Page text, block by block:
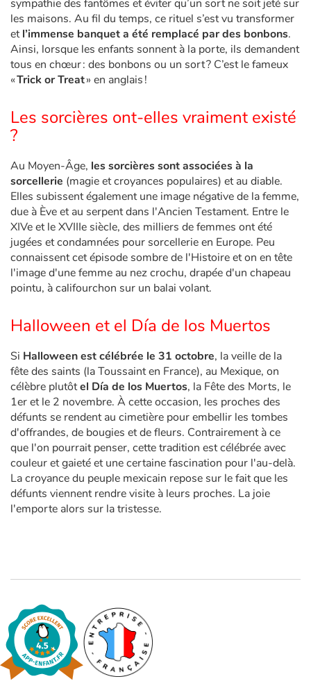
Apprendre les langues
Dyslexie, troubles de la lecture
Les plus lus
Coups de coeur
sympathie des fantômes et éviter qu’un sort ne soit jeté sur
les maisons. Au fil du temps, ce rituel s’est vu transformer
etl’immense banquet a été remplacé par des bonbons.
Ainsi, lorsque les enfants sonnent à la porte, ils demandent
tous en chœur : des bonbons ou un sort ? C’est le fameux
«Trick or Treat» en anglais !
Les sorcières ont-elles vraiment existé
?
Au Moyen-Âge, les sorcières sont associées à la
sorcellerie (magie et croyances populaires) et au diable.
Elles subissent également une image négative de la femme,
due à Ève et au serpent dans l'Ancien Testament. Entre le
XIVe et le XVIIIe siècle, des milliers de femmes ont été
jugées et condamnées pour sorcellerie en Europe. Peu
connaissent cet épisode sombre de l'Histoire et on en tête
l'image d'une femme au nez crochu, drapée d'un chapeau
pointu, à califourchon sur un balai volant.
Halloween et el Día de los Muertos
Si Halloween est célébrée le 31 octobre, la veille de la
fête des saints (la Toussaint en France), au Mexique, on
célèbre plutôtel Día de los Muertos, la Fête des Morts, le
1er et le 2 novembre. À cette occasion, les proches des
défunts se rendent au cimetière pour embellir les tombes
d'offrandes, de bougies et de fleurs. Contrairement à ce
que l'on pourrait penser, cette tradition est célébrée avec
couleur et gaieté et une certaine fascination pour l'au-delà.
La croyance du peuple mexicain repose sur le fait que les
défunts viennent rendre visite à leurs proches. La joie
l'emporte alors sur la tristesse.